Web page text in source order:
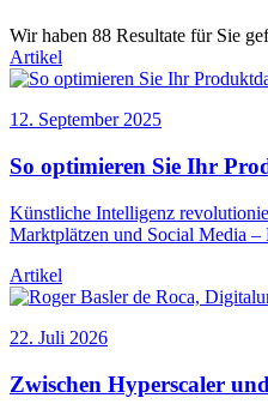
Wir haben 88 Resultate für Sie
Artikel
12. September 2025
So optimieren Sie Ihr
Künstliche Intelligenz
Marktplätzen und Social Media –
Artikel
22. Juli 2026
Zwischen Hyperscaler